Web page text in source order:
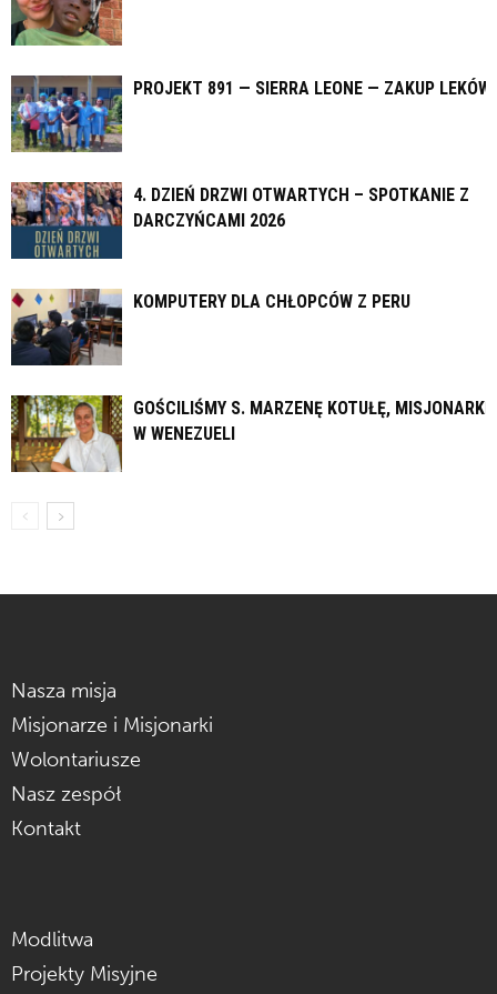
PROJEKT 891 — SIERRA LEONE — ZAKUP LEKÓW
4. DZIEŃ DRZWI OTWARTYCH – SPOTKANIE Z
DARCZYŃCAMI 2026
KOMPUTERY DLA CHŁOPCÓW Z PERU
GOŚCILIŚMY S. MARZENĘ KOTUŁĘ, MISJONARKĘ
W WENEZUELI
Nasza misja
Misjonarze i Misjonarki
Wolontariusze
Nasz zespół
Kontakt
Modlitwa
Projekty Misyjne